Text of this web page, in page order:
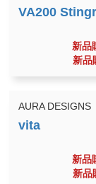
新品
新品
AURA DESIGNS
新品
新品